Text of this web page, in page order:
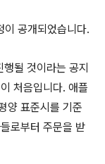
이 공개되었습니다.
될 것이라는 공지
처음입니다. 애플
양 표준시를 기준
로부터 주문을 받